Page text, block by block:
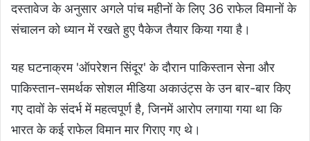
दस्तावेज के अनुसार अगले पांच महीनों के लिए 36 राफेल विमानों के
संचालन को ध्यान में रखते हुए पैकेज तैयार किया गया है।
यह घटनाक्रम 'ऑपरेशन सिंदूर' के दौरान पाकिस्तान सेना और
पाकिस्तान-समर्थक सोशल मीडिया अकाउंट्स के उन बार-बार किए
गए दावों के संदर्भ में महत्वपूर्ण है, जिनमें आरोप लगाया गया था कि
भारत के कई राफेल विमान मार गिराए गए थे।